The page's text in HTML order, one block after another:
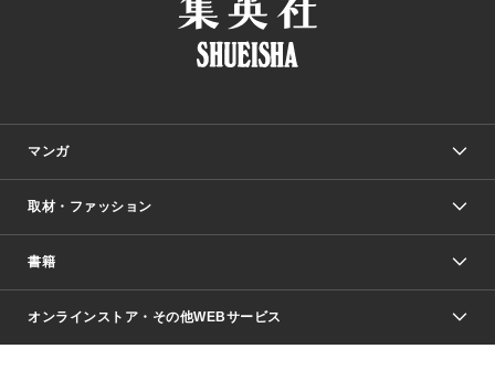
マンガ
少年マンガ
Vジャンプ
週刊ヤングジャンプ
少女マンガ
取材・ファッション
Seventeen
芸能・情報・スポーツ
書籍
文芸・文庫・総合
オンラインストア・その他WEBサービス